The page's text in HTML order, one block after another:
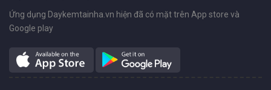
Ứng dụng Daykemtainha.vn hiện đã có mặt trên App store và
Google play